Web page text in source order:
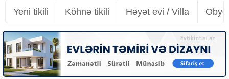
Yeni tikili Köhnə tikili Həyət evi / Villa